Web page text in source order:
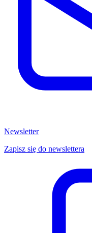
Newsletter
Zapisz się do newslettera